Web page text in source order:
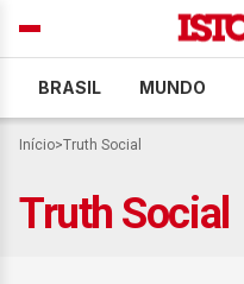
BRASIL MUNDO
Início>Truth Social
Truth Social